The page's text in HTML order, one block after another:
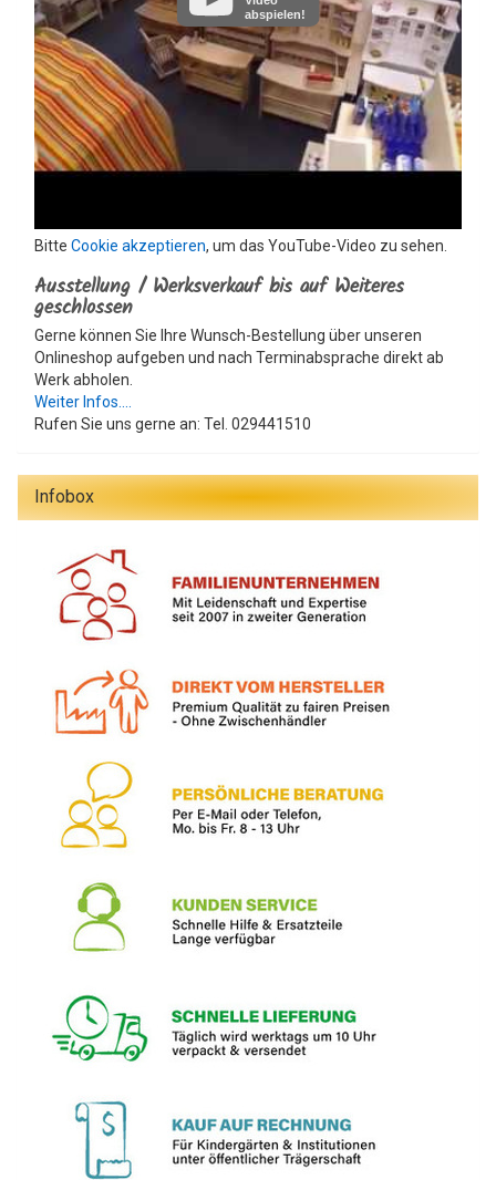
abspielen!
Bitte Cookie akzeptieren, um das YouTube-Video zu sehen.
Ausstellung / Werksverkauf bis auf Weiteres
geschlossen
Gerne können Sie Ihre Wunsch-Bestellung über unseren
Onlineshop aufgeben und nach Terminabsprache direkt ab
Werk abholen.
Weiter Infos....
Rufen Sie uns gerne an: Tel. 029441510
Infobox